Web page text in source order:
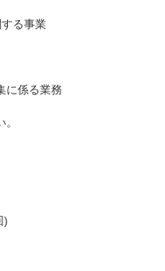
る事業
に係る業務
)